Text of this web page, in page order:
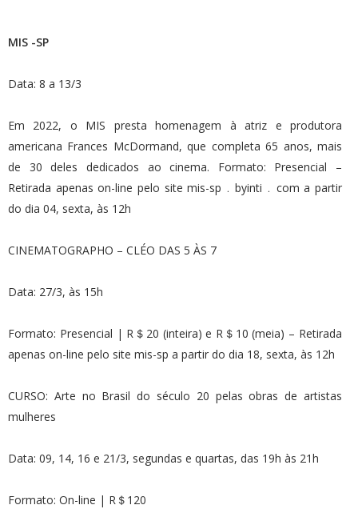
MIS -SP
Data: 8 a 13/3
Em 2022, o MIS presta homenagem à atriz e produtora
americana Frances McDormand, que completa 65 anos, mais
de 30 deles dedicados ao cinema. Formato: Presencial –
Retirada apenas on-line pelo site mis-sp﹒byinti﹒com a partir
do dia 04, sexta, às 12h
CINEMATOGRAPHO – CLÉO DAS 5 ÀS 7
Data: 27/3, às 15h
Formato: Presencial | R＄20 (inteira) e R＄10 (meia) – Retirada
apenas on-line pelo site mis-sp a partir do dia 18, sexta, às 12h
CURSO: Arte no Brasil do século 20 pelas obras de artistas
mulheres
Data: 09, 14, 16 e 21/3, segundas e quartas, das 19h às 21h
Formato: On-line | R＄120